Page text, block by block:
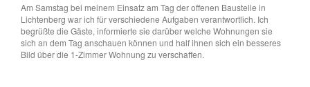
Am Samstag bei meinem Einsatz am Tag der offenen Baustelle in
Lichtenberg war ich für verschiedene Aufgaben verantwortlich. Ich
begrüßte die Gäste, informierte sie darüber welche Wohnungen sie
sich an dem Tag anschauen können und half ihnen sich ein besseres
Bild über die 1-Zimmer Wohnung zu verschaffen.